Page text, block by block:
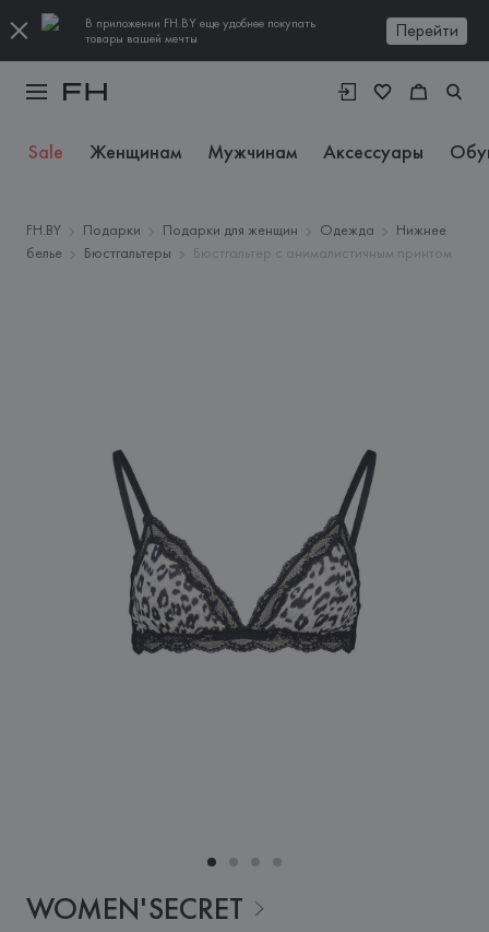
В приложении FH.BY еще удобнее покупать
товары вашей мечты
Перейти
Sale Женщинам Мужчинам Аксессуары
FH.BY Подарки Подарки для женщин Одежда
Нижнее
белье
Бюстгальтеры Бюстгальтер с анималистичным принтом
WOMEN'SECRET